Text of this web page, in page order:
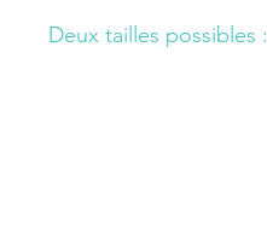
Deux tailles possibles :